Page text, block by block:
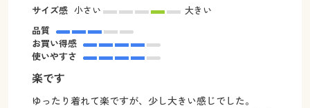
サイズ感 小さい
大きい
品質
お買い得感
使いやすさ
楽です
ゆったり着れて楽ですが、少し大きい感じでした。